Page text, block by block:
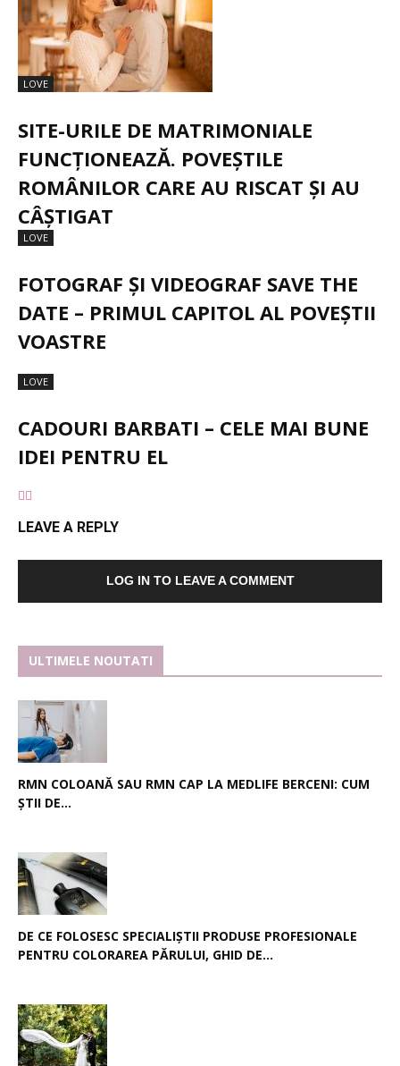
LOVE
SITE-URILE DE MATRIMONIALE
FUNCȚIONEAZĂ. POVEȘTILE
ROMÂNILOR CARE AU RISCAT ȘI AU
CÂȘTIGAT
LOVE
FOTOGRAF ȘI VIDEOGRAF SAVE THE
DATE – PRIMUL CAPITOL AL POVEȘTII
VOASTRE
LOVE
CADOURI BARBATI – CELE MAI BUNE
IDEI PENTRU EL
LEAVE A REPLY
LOG IN TO LEAVE A COMMENT
ULTIMELE NOUTATI
RMN COLOANĂ SAU RMN CAP LA MEDLIFE BERCENI: CUM
ȘTII DE...
DE CE FOLOSESC SPECIALIȘTII PRODUSE PROFESIONALE
PENTRU COLORAREA PĂRULUI, GHID DE...